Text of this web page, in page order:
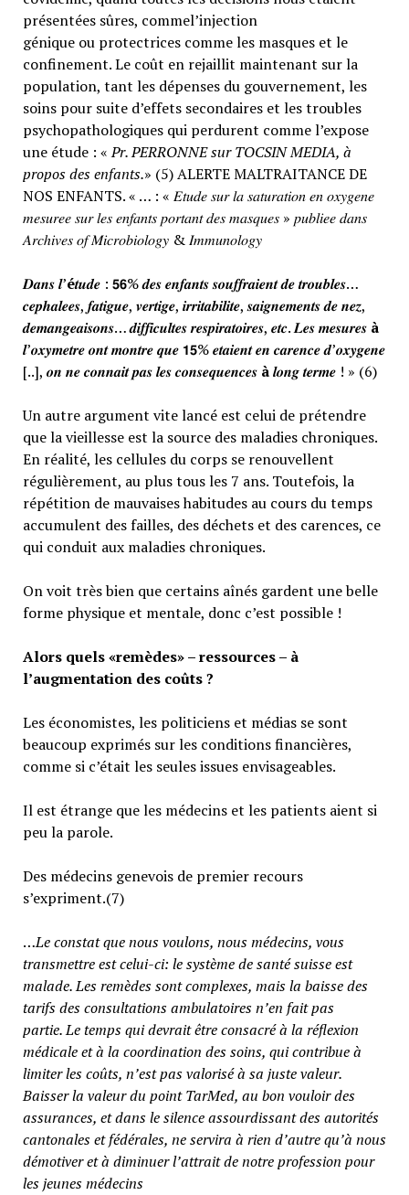
présentées sûres, commel’injection
génique ou protectrices comme les masques et le
confinement. Le coût en rejaillit maintenant sur la
population, tant les dépenses du gouvernement, les
soins pour suite d’effets secondaires et les troubles
psychopathologiques qui perdurent comme l’expose
une étude : «Pr. PERRONNE sur TOCSIN MEDIA, à
propos des enfants.» (5) ALERTE MALTRAITANCE DE
NOS ENFANTS. « … : « 𝐸𝑡𝑢𝑑𝑒 𝑠𝑢𝑟 𝑙𝑎 𝑠𝑎𝑡𝑢𝑟𝑎𝑡𝑖𝑜𝑛 𝑒𝑛 𝑜𝑥𝑦𝑔𝑒𝑛𝑒
𝑚𝑒𝑠𝑢𝑟𝑒𝑒 𝑠𝑢𝑟 𝑙𝑒𝑠 𝑒𝑛𝑓𝑎𝑛𝑡𝑠 𝑝𝑜𝑟𝑡𝑎𝑛𝑡 𝑑𝑒𝑠 𝑚𝑎𝑠𝑞𝑢𝑒𝑠 » 𝑝𝑢𝑏𝑙𝑖𝑒𝑒 𝑑𝑎𝑛𝑠
𝐴𝑟𝑐ℎ𝑖𝑣𝑒𝑠 𝑜𝑓 𝑀𝑖𝑐𝑟𝑜𝑏𝑖𝑜𝑙𝑜𝑔𝑦 & 𝐼𝑚𝑚𝑢𝑛𝑜𝑙𝑜𝑔𝑦
𝑫𝒂𝒏𝒔 𝒍’é𝒕𝒖𝒅𝒆 : 𝟱𝟲% 𝒅𝒆𝒔 𝒆𝒏𝒇𝒂𝒏𝒕𝒔 𝒔𝒐𝒖𝒇𝒇𝒓𝒂𝒊𝒆𝒏𝒕 𝒅𝒆 𝒕𝒓𝒐𝒖𝒃𝒍𝒆𝒔…
𝒄𝒆𝒑𝒉𝒂𝒍𝒆𝒆𝒔, 𝒇𝒂𝒕𝒊𝒈𝒖𝒆, 𝒗𝒆𝒓𝒕𝒊𝒈𝒆, 𝒊𝒓𝒓𝒊𝒕𝒂𝒃𝒊𝒍𝒊𝒕𝒆, 𝒔𝒂𝒊𝒈𝒏𝒆𝒎𝒆𝒏𝒕𝒔 𝒅𝒆 𝒏𝒆𝒛,
𝒅𝒆𝒎𝒂𝒏𝒈𝒆𝒂𝒊𝒔𝒐𝒏𝒔… 𝒅𝒊𝒇𝒇𝒊𝒄𝒖𝒍𝒕𝒆𝒔 𝒓𝒆𝒔𝒑𝒊𝒓𝒂𝒕𝒐𝒊𝒓𝒆𝒔, 𝒆𝒕𝒄. 𝑳𝒆𝒔 𝒎𝒆𝒔𝒖𝒓𝒆𝒔 à
𝒍’𝒐𝒙𝒚𝒎𝒆𝒕𝒓𝒆 𝒐𝒏𝒕 𝒎𝒐𝒏𝒕𝒓𝒆 𝒒𝒖𝒆 𝟭𝟱% 𝒆𝒕𝒂𝒊𝒆𝒏𝒕 𝒆𝒏 𝒄𝒂𝒓𝒆𝒏𝒄𝒆 𝒅’𝒐𝒙𝒚𝒈𝒆𝒏𝒆
[..], 𝒐𝒏 𝒏𝒆 𝒄𝒐𝒏𝒏𝒂𝒊𝒕 𝒑𝒂𝒔 𝒍𝒆𝒔 𝒄𝒐𝒏𝒔𝒆𝒒𝒖𝒆𝒏𝒄𝒆𝒔 à𝒍𝒐𝒏𝒈 𝒕𝒆𝒓𝒎𝒆 ! » (6)
Un autre argument vite lancé est celui de prétendre
que la vieillesse est la source des maladies chroniques.
En réalité, les cellules du corps se renouvellent
régulièrement, au plus tous les 7 ans. Toutefois, la
répétition de mauvaises habitudes au cours du temps
accumulent des failles, des déchets et des carences, ce
qui conduit aux maladies chroniques.
On voit très bien que certains aînés gardent une belle
forme physique et mentale, donc c’est possible !
Alors quels «remèdes» – ressources – à
l’augmentation des coûts ?
Les économistes, les politiciens et médias se sont
beaucoup exprimés sur les conditions financières,
comme si c’était les seules issues envisageables.
Il est étrange que les médecins et les patients aient si
peu la parole.
Des médecins genevois de premier recours
s’expriment.(7)
…Le constat que nous voulons, nous médecins, vous
transmettre est celui-ci: le système de santé suisse est
malade. Les remèdes sont complexes, mais la baisse des
tarifs des consultations ambulatoires n’en fait pas
partie.Le temps qui devrait être consacré à la réflexion
médicale et à la coordination des soins, qui contribue à
limiter les coûts, n’est pas valorisé à sa juste valeur.
Baisser la valeur du point TarMed, au bon vouloir des
assurances, et dans le silence assourdissant des autorités
cantonales et fédérales, ne servira à rien d’autre qu’à nous
démotiver et à diminuer l’attrait de notre profession pour
les jeunes médecins